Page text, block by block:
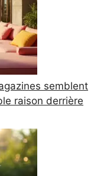
semblent
raison derrière